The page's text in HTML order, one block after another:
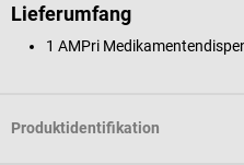
Lieferumfang
1 AMPri
Produktidentifikation